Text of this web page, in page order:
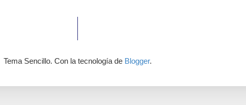
Tema Sencillo. Con la tecnología de Blogger.